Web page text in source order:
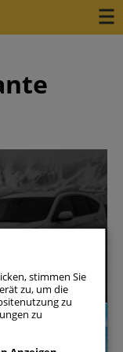
stimmen Sie
zu, um die
zu
zu